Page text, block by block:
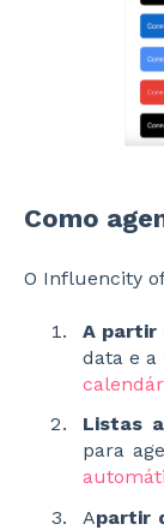
Como
O Influencity
A partir
data e
Listas
para
Apartir